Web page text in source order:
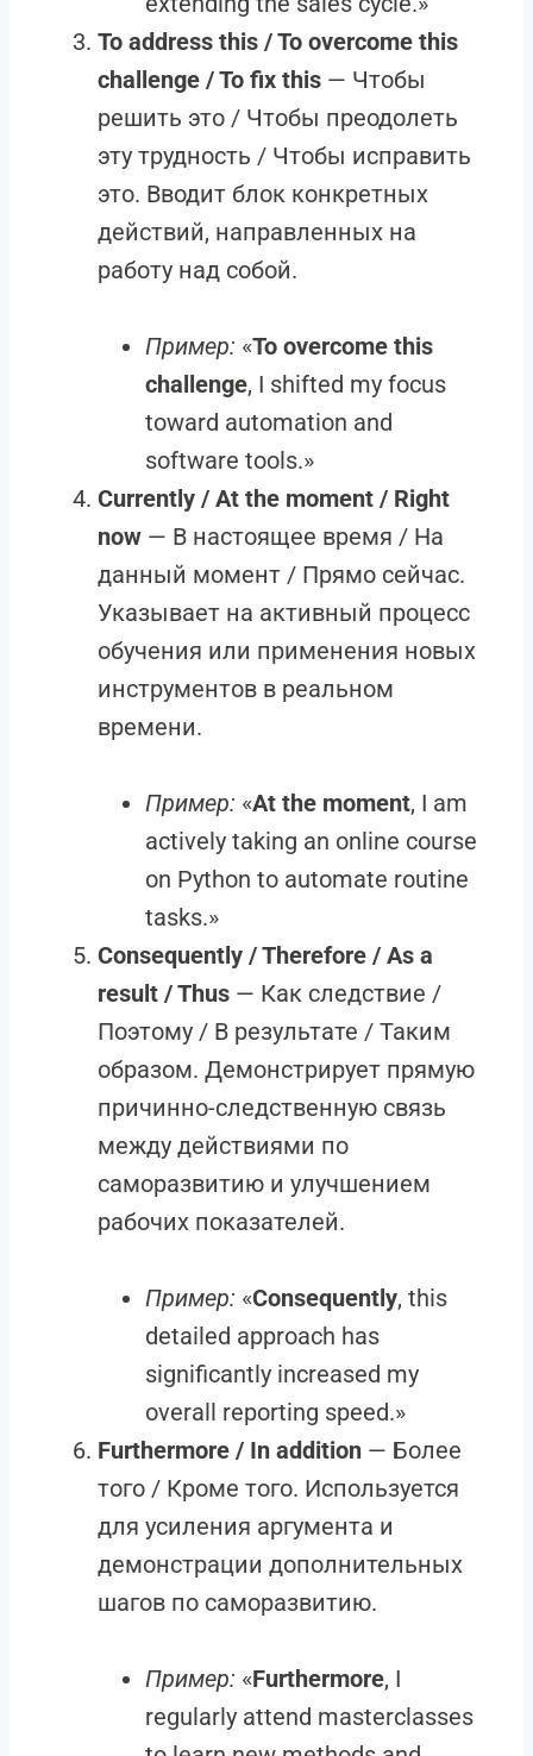
To address this / To overcome this
challenge / To fix this — Чтобы
решить это / Чтобы преодолеть
эту трудность / Чтобы исправить
это. Вводит блок конкретных
действий, направленных на
работу над собой.
Пример: «To overcome this
challenge, I shifted my focus
toward automation and
software tools.»
Currently / At the moment / Right
now — В настоящее время / На
данный момент / Прямо сейчас.
Указывает на активный процесс
обучения или применения новых
инструментов в реальном
времени.
Пример: «At the moment, I am
actively taking an online course
on Python to automate routine
tasks.»
Consequently / Therefore / As a
result / Thus — Как следствие /
Поэтому / В результате / Таким
образом. Демонстрирует прямую
причинно-следственную связь
между действиями по
саморазвитию и улучшением
рабочих показателей.
Пример: «Consequently, this
detailed approach has
significantly increased my
overall reporting speed.»
Furthermore / In addition — Более
того / Кроме того. Используется
для усиления аргумента и
демонстрации дополнительных
шагов по саморазвитию.
Пример: «Furthermore, I
regularly attend masterclasses